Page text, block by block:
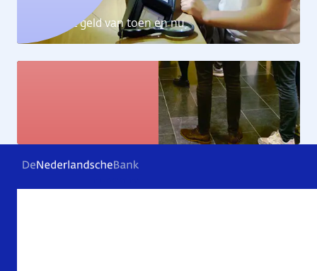
Ontdek het geld van toen en nu